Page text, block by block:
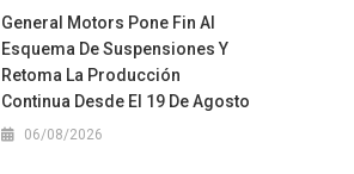
General Motors Pone Fin Al
Esquema De Suspensiones Y
Retoma La Producción
Continua Desde El 19 De Agosto
06/08/2026